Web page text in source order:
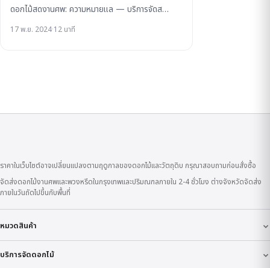
ดอกไม้สดงานศพ: ความหมายแล — บริการจัดส…
17 พ.ย. 2024·12 นาที
ราคาในเว็บไซต์อาจเปลี่ยนแปลงตามฤดูกาลของดอกไม้และวัตถุดิบ กรุณาสอบถามก่อนสั่งซื้อ
จัดส่งดอกไม้งานศพและพวงหรีดในกรุงเทพและปริมณฑลภายใน 2-4 ชั่วโมง ต่างจังหวัดจัดส่ง
ภายในวันถัดไปขึ้นกับพื้นที่
หมวดสินค้า
บริการจัดดอกไม้